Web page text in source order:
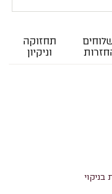
תחזוקה
וניקיון
בניקוי